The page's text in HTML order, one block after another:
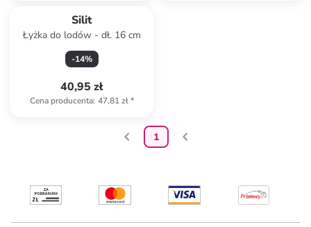
Silit
Łyżka do lodów - dł. 16 cm
-14%
40,95 zł
Cena producenta: 47,81 zł*
1